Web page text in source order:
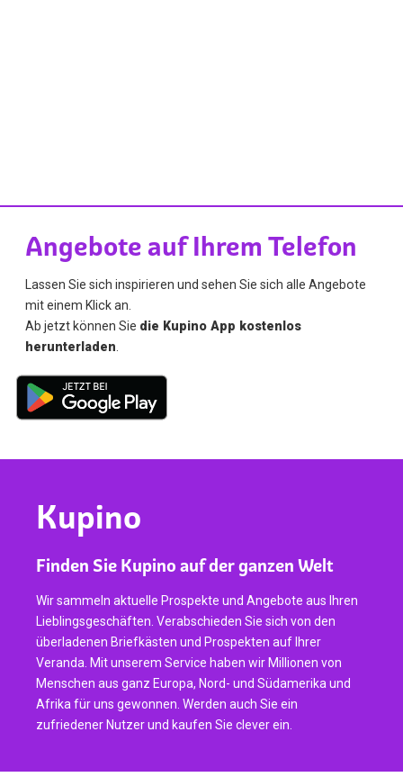
Angebote auf Ihrem Telefon
Lassen Sie sich inspirieren und sehen Sie sich alle Angebote
mit einem Klick an.
Ab jetzt können Sie die Kupino App kostenlos
herunterladen
Kupino
Finden Sie Kupino auf der ganzen Welt
Wir sammeln aktuelle Prospekte und Angebote aus Ihren
Lieblingsgeschäften. Verabschieden Sie sich von den
überladenen Briefkästen und Prospekten auf Ihrer
Veranda. Mit unserem Service haben wir Millionen von
Menschen aus ganz Europa, Nord- und Südamerika und
Afrika für uns gewonnen. Werden auch Sie ein
zufriedener Nutzer und kaufen Sie clever ein.